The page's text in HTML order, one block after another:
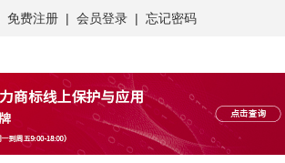
免费注册 | 会员登录 | 忘记密码